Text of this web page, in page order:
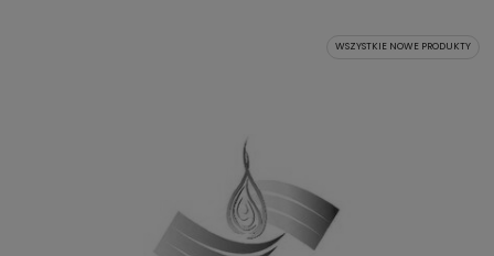
WSZYSTKIE NOWE PRODUKTY